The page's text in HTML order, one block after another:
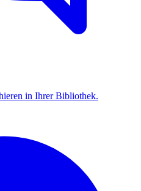
in Ihrer Bibliothek.